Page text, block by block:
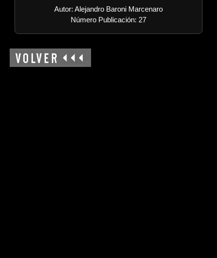
Autor: Alejandro Baroni Marcenaro
Número Publicación: 27